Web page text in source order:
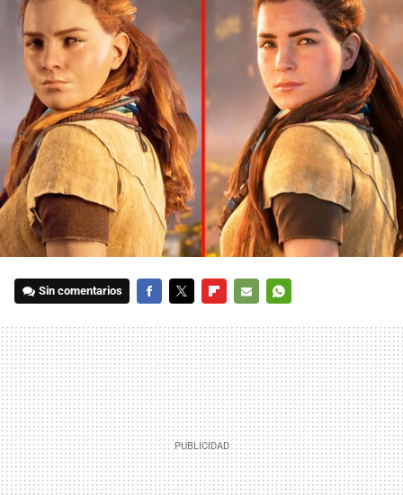
Sin comentarios
MAIL